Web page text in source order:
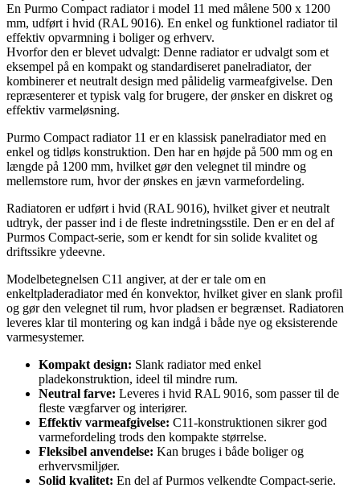
En Purmo Compact radiator i model 11 med målene 500 x 1200
mm, udført i hvid (RAL 9016). En enkel og funktionel radiator til
effektiv opvarmning i boliger og erhverv.
Hvorfor den er blevet udvalgt: Denne radiator er udvalgt som et
eksempel på en kompakt og standardiseret panelradiator, der
kombinerer et neutralt design med pålidelig varmeafgivelse. Den
repræsenterer et typisk valg for brugere, der ønsker en diskret og
effektiv varmeløsning.
Purmo Compact radiator 11 er en klassisk panelradiator med en
enkel og tidløs konstruktion. Den har en højde på 500 mm og en
længde på 1200 mm, hvilket gør den velegnet til mindre og
mellemstore rum, hvor der ønskes en jævn varmefordeling.
Radiatoren er udført i hvid (RAL 9016), hvilket giver et neutralt
udtryk, der passer ind i de fleste indretningsstile. Den er en del af
Purmos Compact-serie, som er kendt for sin solide kvalitet og
driftssikre ydeevne.
Modelbetegnelsen C11 angiver, at der er tale om en
enkeltpladeradiator med én konvektor, hvilket giver en slank profil
og gør den velegnet til rum, hvor pladsen er begrænset. Radiatoren
leveres klar til montering og kan indgå i både nye og eksisterende
varmesystemer.
Kompakt design: Slank radiator med enkel
pladekonstruktion, ideel til mindre rum.
Neutral farve: Leveres i hvid RAL 9016, som passer til de
fleste vægfarver og interiører.
Effektiv varmeafgivelse: C11-konstruktionen sikrer god
varmefordeling trods den kompakte størrelse.
Fleksibel anvendelse: Kan bruges i både boliger og
erhvervsmiljøer.
Solid kvalitet: En del af Purmos velkendte Compact-serie.